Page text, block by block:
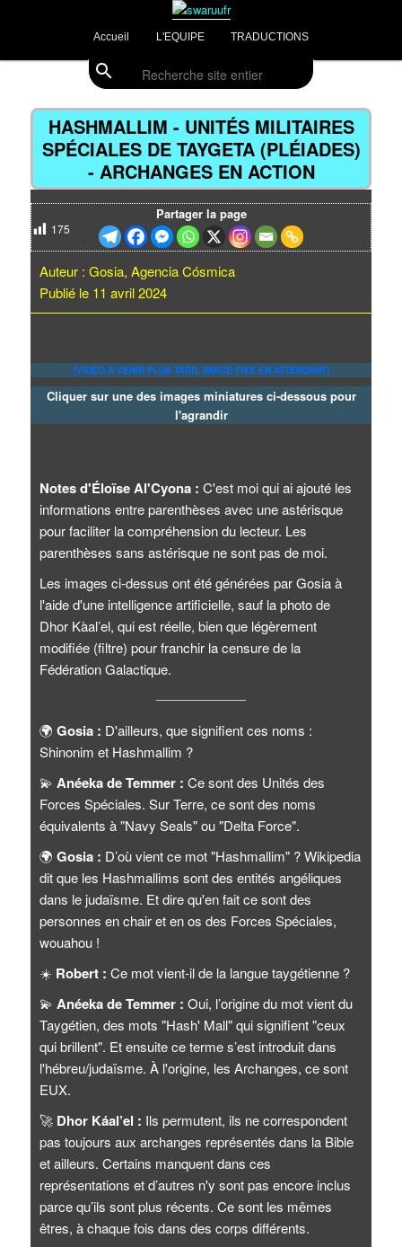
principalswaruufr
Divulgations Swaruurienne et Taygetienne
search
Accueil L'EQUIPE TRADUCTIONS
des
HASHMALLIM - UNITÉS MILITAIRES
SPÉCIALES DE TAYGETA (PLÉIADES)
- ARCHANGES EN ACTION
175
Partager la page
Auteur : Gosia, Agencia Cósmica
Publié le 11 avril 2024
[VIDÉO À VENIR PLUS TARD, IMAGE FIXE EN ATTENDANT]
Cliquer sur une des images miniatures ci-dessous pour
l'agrandir
Notes d'Éloïse Al'Cyona : C'est moi qui ai ajouté les
informations entre parenthèses avec une astérisque
pour faciliter la compréhension du lecteur. Les
parenthèses sans astérisque ne sont pas de moi.
Les images ci-dessus ont été générées par Gosia à
l'aide d'une intelligence artificielle, sauf la photo de
Dhor Kàal’el, qui est réelle, bien que légèrement
modifiée (filtre) pour franchir la censure de la
Fédération Galactique.
🌍 Gosia : D'ailleurs, que signifient ces noms :
Shinonim et Hashmallim ?
💫 Anéeka de Temmer : Ce sont des Unités des
Forces Spéciales. Sur Terre, ce sont des noms
équivalents à "Navy Seals" ou "Delta Force".
🌍 Gosia : D’où vient ce mot "Hashmallim" ? Wikipedia
dit que les Hashmallims sont des entités angéliques
dans le judaïsme. Et dire qu'en fait ce sont des
personnes en chair et en os des Forces Spéciales,
wouahou !
☀️ Robert : Ce mot vient-il de la langue taygétienne ?
💫 Anéeka de Temmer : Oui, l’origine du mot vient du
Taygétien, des mots "Hash' Mall" qui signifient "ceux
qui brillent". Et ensuite ce terme s’est introduit dans
l'hébreu/judaïsme. À l'origine, les Archanges, ce sont
EUX.
🚀 Dhor Káal’el : Ils permutent, ils ne correspondent
pas toujours aux archanges représentés dans la Bible
et ailleurs. Certains manquent dans ces
représentations et d’autres n'y sont pas encore inclus
parce qu’ils sont plus récents. Ce sont les mêmes
êtres, à chaque fois dans des corps différents.